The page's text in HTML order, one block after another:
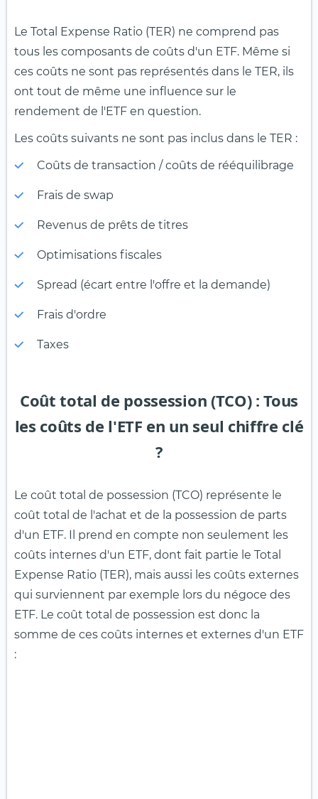
Le Total Expense Ratio (TER) ne comprend pas
tous les composants de coûts d'un ETF. Même si
ces coûts ne sont pas représentés dans le TER, ils
ont tout de même une influence sur le
rendement de l'ETF en question.
Les coûts suivants ne sont pas inclus dans le TER :
Coûts de transaction / coûts de rééquilibrage
Frais de swap
Revenus de prêts de titres
Optimisations fiscales
Spread (écart entre l'offre et la demande)
Frais d'ordre
Taxes
Coût total de possession (TCO) : Tous
les coûts de l'ETF en un seul chiffre clé
?
Le coût total de possession (TCO) représente le
coût total de l'achat et de la possession de parts
d'un ETF. Il prend en compte non seulement les
coûts internes d'un ETF, dont fait partie le Total
Expense Ratio (TER), mais aussi les coûts externes
qui surviennent par exemple lors du négoce des
ETF. Le coût total de possession est donc la
somme de ces coûts internes et externes d'un ETF
: